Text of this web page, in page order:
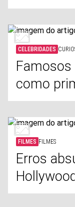
CELEBRIDADES
como
FILMES FILMES
Erros
Hollywood